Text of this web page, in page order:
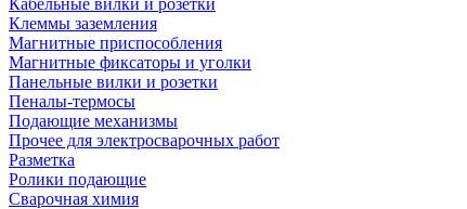
Кабельные вилки и розетки
Клеммы заземления
Магнитные приспособления
Магнитные фиксаторы и уголки
Панельные вилки и розетки
Пеналы-термосы
Подающие механизмы
Прочее для электросварочных работ
Разметка
Ролики подающие
Сварочная химия